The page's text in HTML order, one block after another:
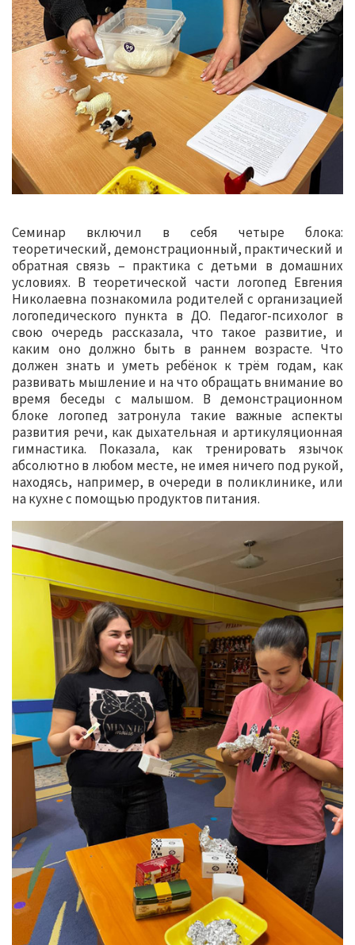
Семинар включил в себя четыре блока:
теоретический, демонстрационный, практический и
обратная связь – практика с детьми в домашних
условиях. В теоретической части логопед Евгения
Николаевна познакомила родителей с организацией
логопедического пункта в ДО. Педагог-психолог в
свою очередь рассказала, что такое развитие, и
каким оно должно быть в раннем возрасте. Что
должен знать и уметь ребёнок к трём годам, как
развивать мышление и на что обращать внимание во
время беседы с малышом. В демонстрационном
блоке логопед затронула такие важные аспекты
развития речи, как дыхательная и артикуляционная
гимнастика. Показала, как тренировать язычок
абсолютно в любом месте, не имея ничего под рукой,
находясь, например, в очереди в поликлинике, или
на кухне с помощью продуктов питания.